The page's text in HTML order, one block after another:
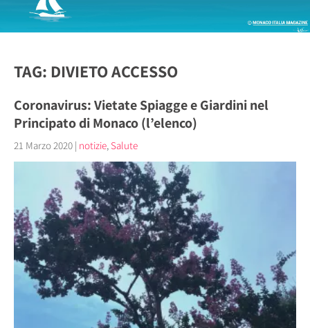
TAG: DIVIETO ACCESSO
Coronavirus: Vietate Spiagge e Giardini nel
Principato di Monaco (l’elenco)
21 Marzo 2020 | notizie, Salute